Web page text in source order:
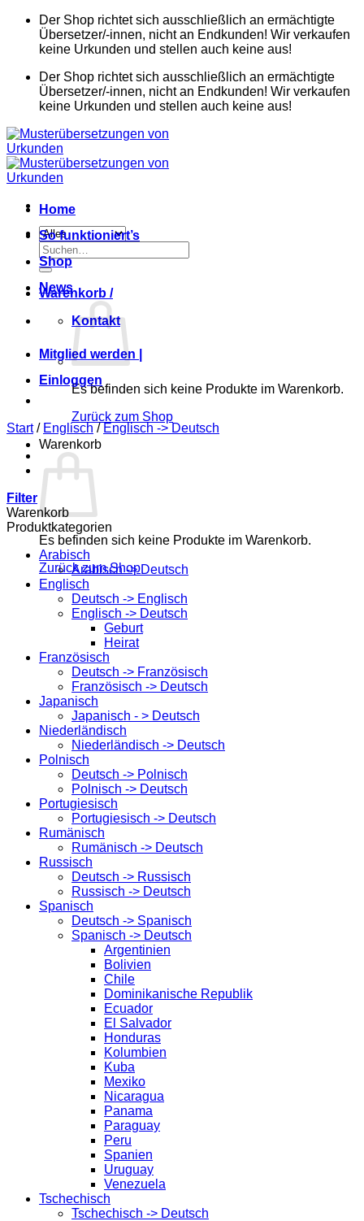
Zum
springen
Der Shop richtet sich ausschließlich an ermächtigte
Übersetzer/-innen, nicht an Endkunden! Wir verkaufen
keine Urkunden und stellen auch keine aus!
Der Shop richtet sich ausschließlich an ermächtigte
Übersetzer/-innen, nicht an Endkunden! Wir verkaufen
keine Urkunden und stellen auch keine aus!
Suchen
nach:
Warenkorb /
Es befinden sich keine Produkte im Warenkorb.
Zurück zum Shop
Warenkorb
Es befinden sich keine Produkte im Warenkorb.
Zurück zum Shop
Home
So funktioniert’s
Shop
News
Kontakt
Mitglied werden |
Einloggen
Start / Englisch / Englisch -> Deutsch
Filter
Warenkorb
Produktkategorien
Arabisch
Arabisch -> Deutsch
Englisch
Deutsch -> Englisch
Englisch -> Deutsch
Geburt
Heirat
Französisch
Deutsch -> Französisch
Französisch -> Deutsch
Japanisch
Japanisch - > Deutsch
Niederländisch
Niederländisch -> Deutsch
Polnisch
Deutsch -> Polnisch
Polnisch -> Deutsch
Portugiesisch
Portugiesisch -> Deutsch
Rumänisch
Rumänisch -> Deutsch
Russisch
Deutsch -> Russisch
Russisch -> Deutsch
Spanisch
Deutsch -> Spanisch
Spanisch -> Deutsch
Argentinien
Bolivien
Chile
Dominikanische Republik
Ecuador
El Salvador
Honduras
Kolumbien
Kuba
Mexiko
Nicaragua
Panama
Paraguay
Peru
Spanien
Uruguay
Venezuela
Tschechisch
Tschechisch -> Deutsch